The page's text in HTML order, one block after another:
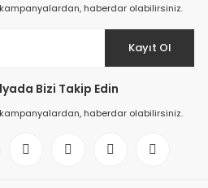
haberdar olabilirsiniz.
Kayıt Ol
Bizi Takip Edin
haberdar olabilirsiniz.